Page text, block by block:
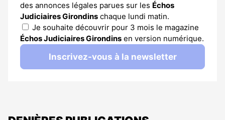
des annonces légales parues sur les Échos
Judiciaires Girondins chaque lundi matin.
Je souhaite découvrir pour 3 mois le magazine
Échos Judiciaires Girondins en version numérique.
Inscrivez-vous à la newsletter